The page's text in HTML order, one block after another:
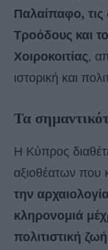
Παλαίπαφο, τις
Τροόδους και
Χοιροκοιτίας,
ιστορική και
Τα
Η Κύπρος
αξιοθέατων που
την
κληρονομιά
πολιτιστική